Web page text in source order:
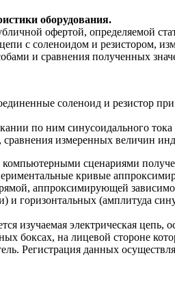
оборудования.
офертой, определяемой
с соленоидом и резистором,
и сравнения полученных
соленоид и резистор
по ним синусоидального тока
измеренных величин
сценариями
кривые
аппроксимирующей
и горизонтальных (амплитуда
изучаемая электрическая
боксах, на лицевой стороне
Регистрация данных